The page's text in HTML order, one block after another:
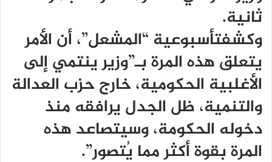
ثانية.
وكشفتأسبوعية “المشعل”، أن الأمر
يتعلق هذه المرة بـ”وزير ينتمي إلى
الأغلبية الحكومية، خارج حزب العدالة
والتنمية، ظل الجدل يرافقه منذ
دخوله الحكومة، وسيتصاعد هذه
المرة بقوة أكثر مما يُتصور”.